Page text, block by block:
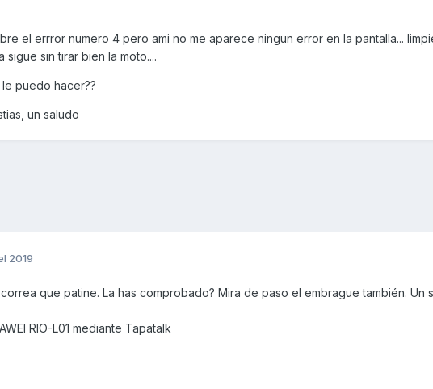
el errror numero 4 pero ami no me aparece ningun error en la pantalla...
sin tirar bien la moto....
puedo hacer??
un saludo
2019
que patine. La has comprobado? Mira de paso el embrague también. Un
RIO-L01 mediante Tapatalk